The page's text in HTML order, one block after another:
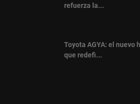
refuerza la...
Toyota AGYA: el nuevo
que redefi...